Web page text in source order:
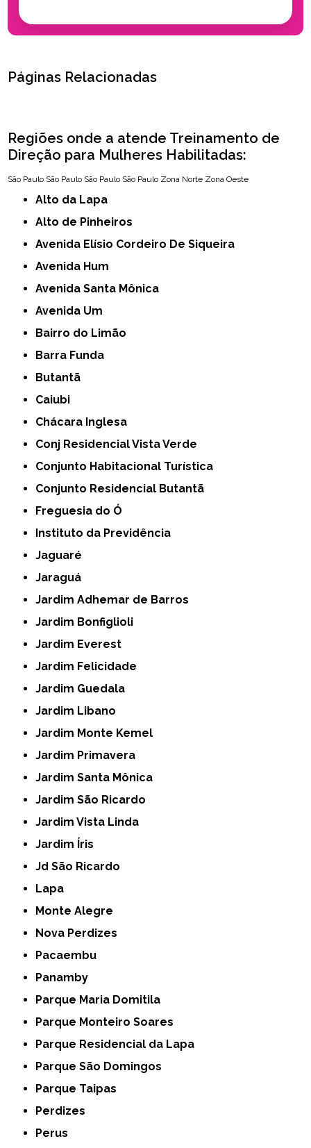
Páginas Relacionadas
Regiões onde a atende Treinamento de
Direção para Mulheres Habilitadas:
São Paulo São Paulo São Paulo São Paulo Zona Norte Zona Oeste
Alto da Lapa
Alto de Pinheiros
Avenida Elísio Cordeiro De Siqueira
Avenida Hum
Avenida Santa Mônica
Avenida Um
Bairro do Limão
Barra Funda
Butantã
Caiubi
Chácara Inglesa
Conj Residencial Vista Verde
Conjunto Habitacional Turística
Conjunto Residencial Butantã
Freguesia do Ó
Instituto da Previdência
Jaguaré
Jaraguá
Jardim Adhemar de Barros
Jardim Bonfiglioli
Jardim Everest
Jardim Felicidade
Jardim Guedala
Jardim Libano
Jardim Monte Kemel
Jardim Primavera
Jardim Santa Mônica
Jardim São Ricardo
Jardim Vista Linda
Jardim Íris
Jd São Ricardo
Lapa
Monte Alegre
Nova Perdizes
Pacaembu
Panamby
Parque Maria Domitila
Parque Monteiro Soares
Parque Residencial da Lapa
Parque São Domingos
Parque Taipas
Perdizes
Perus